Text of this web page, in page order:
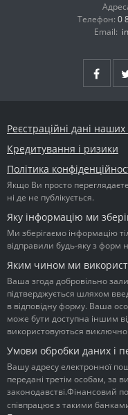
Телефон: 0
Email:
Реєстраційні дані
Кредитування і ризики
Політика
Якщо Ви просто
ні де не публікується.
Яку інформацію ми
Ми зберігаємо інформацію
відправили будь-яку з форм
Яким чином ми
Ваша згода добровільно
підтверджується шляхом
в відповідну форму. Ваша
може бути доступна іншим
використовуються
Умови обробки даних і
Вашу адресу електронної
передані третім особам, за
законодавстві.Фінансовий
співпрацює з такими